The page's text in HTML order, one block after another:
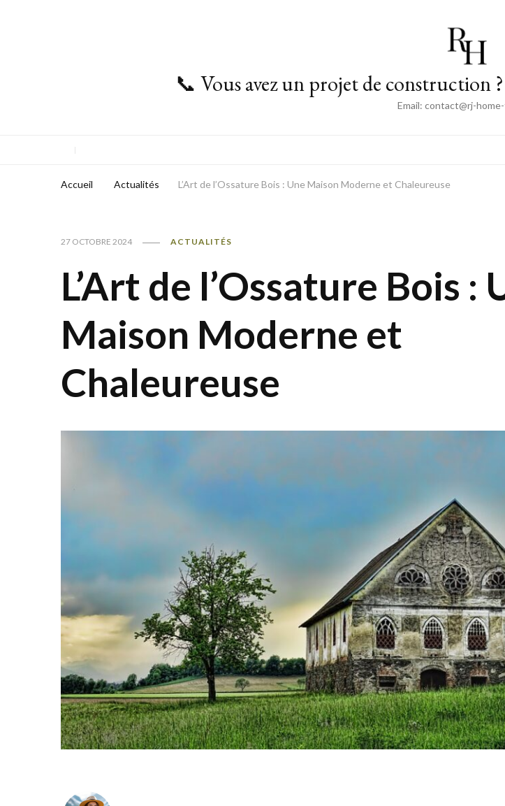
📞 Vous avez un projet de construction
Email: contact@rj-
Accueil Actualités L’Art de l’Ossature Bois : Une Maison Moderne et Chaleureuse
27 OCTOBRE 2024 ACTUALITÉS
L’Art de l’Ossature Bois :
Maison Moderne et
Chaleureuse